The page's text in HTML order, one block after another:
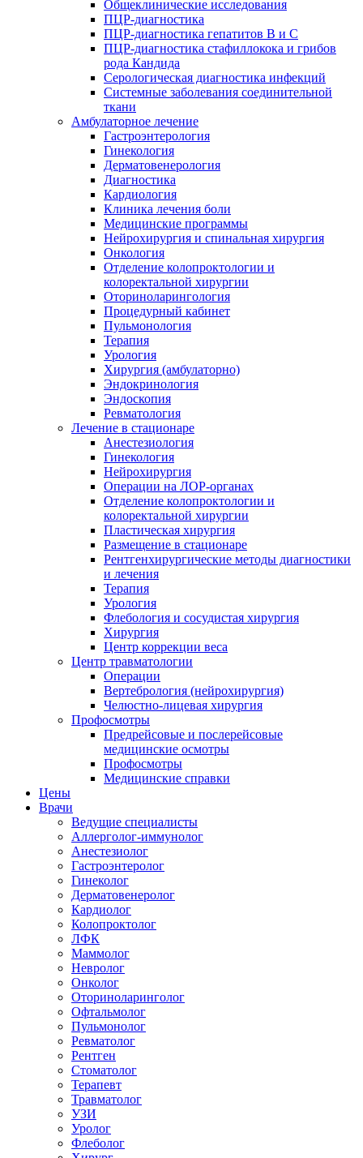
Общеклинические исследования
ПЦР-диагностика
ПЦР-диагностика гепатитов B и C
ПЦР-диагностика стафиллокока и грибов
рода Кандида
Серологическая диагностика инфекций
Системные заболевания соединительной
ткани
Амбулаторное лечение
Гастроэнтерология
Гинекология
Дерматовенерология
Диагностика
Кардиология
Клиника лечения боли
Медицинские программы
Нейрохирургия и спинальная хирургия
Онкология
Отделение колопроктологии и
колоректальной хирургии
Оториноларингология
Процедурный кабинет
Пульмонология
Терапия
Урология
Хирургия (амбулаторно)
Эндокринология
Эндоскопия
Ревматология
Лечение в стационаре
Анестезиология
Гинекология
Нейрохирургия
Операции на ЛОР-органах
Отделение колопроктологии и
колоректальной хирургии
Пластическая хирургия
Размещение в стационаре
Рентгенхирургические методы диагностики
и лечения
Терапия
Урология
Флебология и сосудистая хирургия
Хирургия
Центр коррекции веса
Центр травматологии
Операции
Вертебрология (нейрохирургия)
Челюстно-лицевая хирургия
Профосмотры
Предрейсовые и послерейсовые
медицинские осмотры
Профосмотры
Медицинские справки
Цены
Врачи
Ведущие специалисты
Аллерголог-иммунолог
Анестезиолог
Гастроэнтеролог
Гинеколог
Дерматовенеролог
Кардиолог
Колопроктолог
ЛФК
Маммолог
Невролог
Онколог
Оториноларинголог
Офтальмолог
Пульмонолог
Ревматолог
Рентген
Стоматолог
Терапевт
Травматолог
УЗИ
Уролог
Флеболог